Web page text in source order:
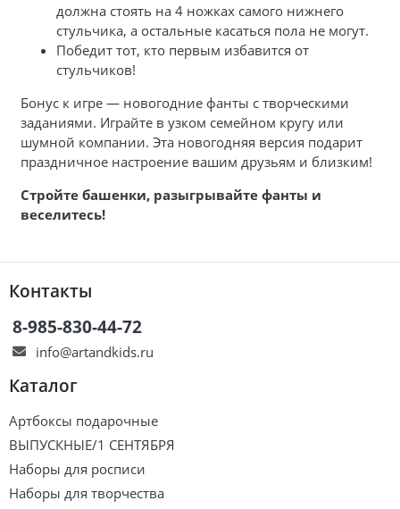
должна стоять на 4 ножках самого нижнего
стульчика, а остальные касаться пола не могут.
Победит тот, кто первым избавится от
стульчиков!
Бонус к игре — новогодние фанты с творческими
заданиями. Играйте в узком семейном кругу или
шумной компании. Эта новогодняя версия подарит
праздничное настроение вашим друзьям и близким!
Стройте башенки, разыгрывайте фанты и
веселитесь!
Контакты
8-985-830-44-72
info@artandkids.ru
Каталог
Артбоксы подарочные
ВЫПУСКНЫЕ/1 СЕНТЯБРЯ
Наборы для росписи
Наборы для творчества